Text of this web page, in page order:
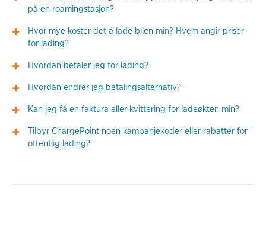
på en roamingstasjon?
Hvor mye koster det å lade bilen min? Hvem angir priser
for lading?
Hvordan betaler jeg for lading?
Hvordan endrer jeg betalingsalternativ?
Kan jeg få en faktura eller kvittering for ladeøkten min?
Tilbyr ChargePoint noen kampanjekoder eller rabatter for
offentlig lading?